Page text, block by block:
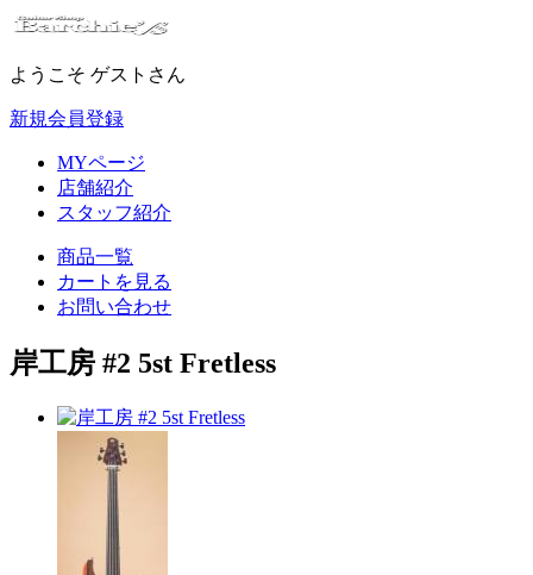
ようこそ ゲストさん
新規会員登録
MYページ
店舗紹介
スタッフ紹介
商品一覧
カートを見る
お問い合わせ
岸工房 #2 5st Fretless